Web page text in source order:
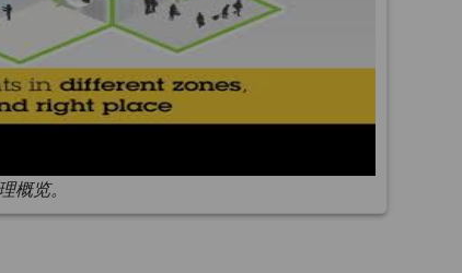
概览。